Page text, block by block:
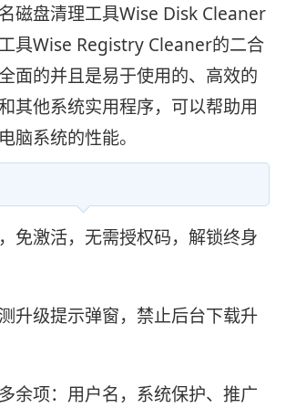
磁盘清理工具Wise Disk Cleaner
具Wise Registry Cleaner的二合
面的并且是易于使用的、高效的
其他系统实用程序，可以帮助用
脑系统的性能。
免激活，无需授权码，解锁终身
升级提示弹窗，禁止后台下载升
余项：用户名，系统保护、推广